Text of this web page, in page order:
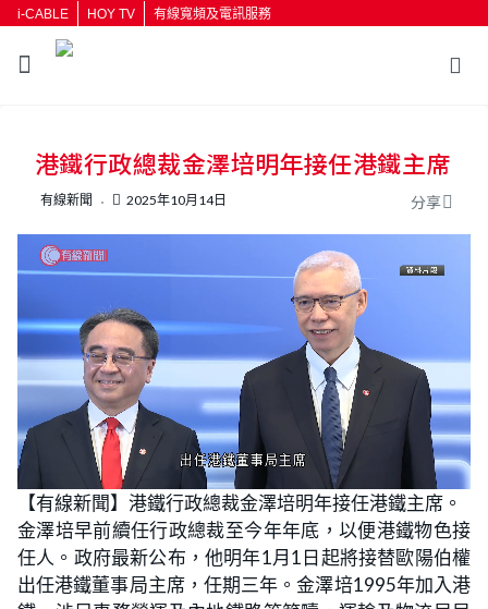
i-CABLE HOY TV 有線寬頻及電訊服務
按輸入鍵開始搜尋
港鐵行政總裁金澤培明年接任港鐵主席
有線新聞 2025年10月14日 分享
U
n
m
u
t
e
o
a
d
e
d
:
7
5
.
0
【有線新聞】港鐵行政總裁金澤培明年接任港鐵主席。
金澤培早前續任行政總裁至今年年底，以便港鐵物色接
任人。政府最新公布，他明年1月1日起將接替歐陽伯權
出任港鐵董事局主席，任期三年。金澤培1995年加入港